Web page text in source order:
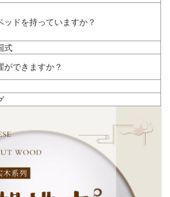
ッドを持っていますか？
式
ができますか？